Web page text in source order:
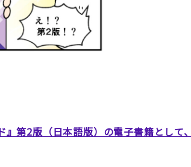
第2版（日本語版）の電子書籍として